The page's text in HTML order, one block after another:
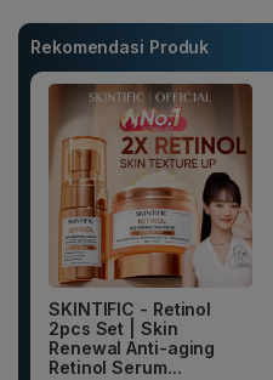
Rekomendasi Produk
SKINTIFIC - Retinol
2pcs Set | Skin
Renewal Anti-aging
Retinol Serum...